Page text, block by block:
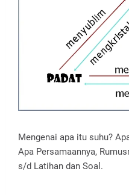
Mengenai apa itu suhu?
Apa Persamaannya,
s/d Latihan dan Soal.